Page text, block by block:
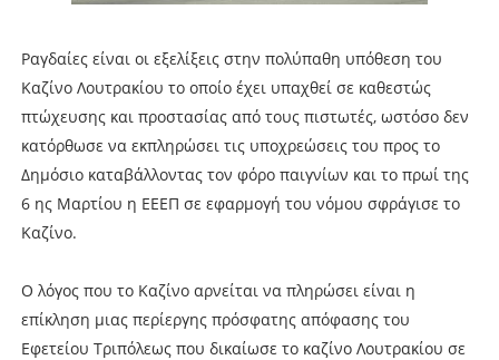
Ραγδαίες είναι οι εξελίξεις στην πολύπαθη υπόθεση του
Καζίνο Λουτρακίου το οποίο έχει υπαχθεί σε καθεστώς
πτώχευσης και προστασίας από τους πιστωτές, ωστόσο δεν
κατόρθωσε να εκπληρώσει τις υποχρεώσεις του προς το
Δημόσιο καταβάλλοντας τον φόρο παιγνίων και το πρωί της
6 ης Μαρτίου η ΕΕΕΠ σε εφαρμογή του νόμου σφράγισε το
Καζίνο.
Ο λόγος που το Καζίνο αρνείται να πληρώσει είναι η
επίκληση μιας περίεργης πρόσφατης απόφασης του
Εφετείου Τριπόλεως που δικαίωσε το καζίνο Λουτρακίου σε